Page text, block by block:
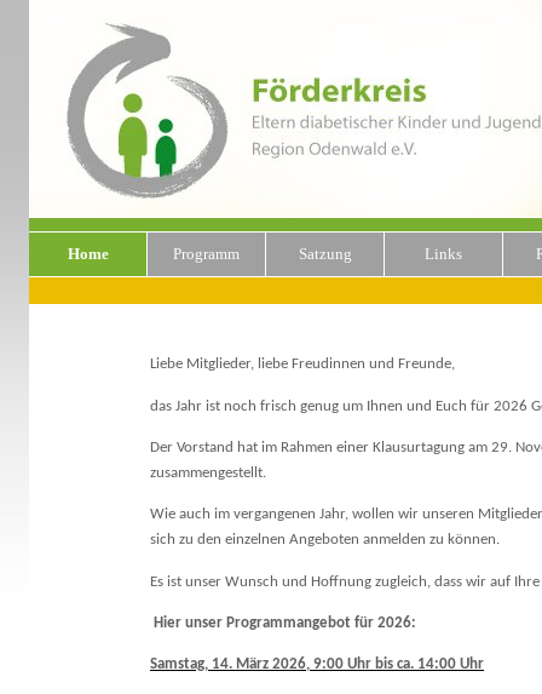
Home Programm Satzung Links
Liebe Mitglieder, liebe Freudinnen und Freunde,
das Jahr ist noch frisch genug um Ihnen und Euch für 2026
Der Vorstand hat im Rahmen einer Klausurtagung am 29.
zusammengestellt.
Wie auch im vergangenen Jahr, wollen wir unseren
sich zu den einzelnen Angeboten anmelden zu können.
Es ist unser Wunsch und Hoffnung zugleich, dass wir auf
Hier unser Programmangebot für 2026:
Samstag, 14. März 2026, 9:00 Uhr bis ca. 14:00 Uhr